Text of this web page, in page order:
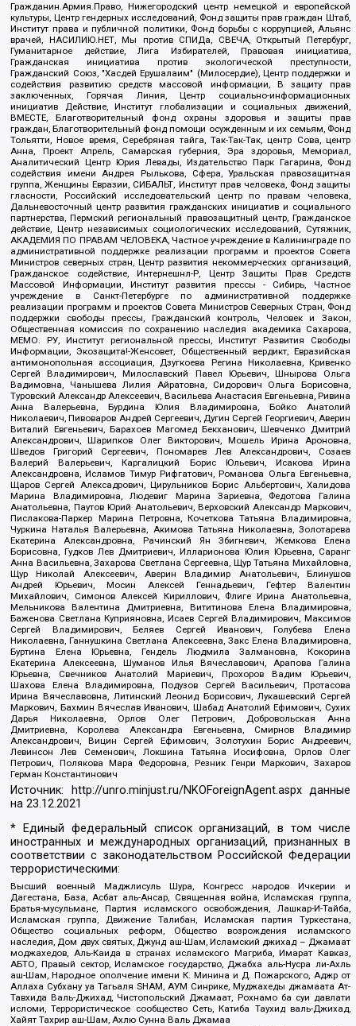
Гражданин.Армия.Право, Нижегородский центр немецкой и европейской
культуры, Центр гендерных исследований, Фонд защиты прав граждан Штаб,
Институт права и публичной политики, Фонд борьбы с коррупцией, Альянс
врачей, НАСИЛИЮ.НЕТ, Мы против СПИДа, СВЕЧА, Открытый Петербург,
Гуманитарное действие, Лига Избирателей, Правовая инициатива,
Гражданская инициатива против экологической преступности,
Гражданский Союз, "Хасдей Ерушалаим" (Милосердие), Центр поддержки и
содействия развитию средств массовой информации, В защиту прав
заключенных, Горячая Линия, Центр социально-информационных
инициатив Действие, Институт глобализации и социальных движений,
ВМЕСТЕ, Благотворительный фонд охраны здоровья и защиты прав
граждан, Благотворительный фонд помощи осужденным и их семьям, Фонд
Тольятти, Новое время, Серебряная тайга, Так-Так-Так, центр Сова, центр
Анна, Проект Апрель, Самарская губерния, Эра здоровья, Мемориал,
Аналитический Центр Юрия Левады, Издательство Парк Гагарина, Фонд
содействия имени Андрея Рылькова, Сфера, Уральская правозащитная
группа, Женщины Евразии, СИБАЛЬТ, Институт прав человека, Фонд защиты
гласности, Российский исследовательский центр по правам человека,
Дальневосточный центр развития гражданских инициатив и социального
партнерства, Пермский региональный правозащитный центр, Гражданское
действие, Центр независимых социологических исследований, Сутяжник,
АКАДЕМИЯ ПО ПРАВАМ ЧЕЛОВЕКА, Частное учреждение в Калининграде по
административной поддержке реализации программ и проектов Совета
Министров северных стран, Центр развития некоммерческих организаций,
Гражданское содействие, Интернешнл-Р, Центр Защиты Прав Средств
Массовой Информации, Институт развития прессы - Сибирь, Частное
учреждение в Санкт-Петербурге по административной поддержке
реализации программ и проектов Совета Министров Северных Стран, Фонд
поддержки свободы прессы, Гражданский контроль, Человек и Закон,
Общественная комиссия по сохранению наследия академика Сахарова,
МЕМО. РУ, Институт региональной прессы, Институт Развития Свободы
Информации, Экозащита!-Женсовет, Общественный вердикт, Евразийская
антимонопольная ассоциация, Дзугкоева Регина Николаевна, Кривенко
Сергей Владимирович, Милославский Павел Юрьевич, Шнырова Ольга
Вадимовна, Чанышева Лилия Айратовна, Сидорович Ольга Борисовна,
Туровский Александр Алексеевич, Васильева Анастасия Евгеньевна, Ривина
Анна Валерьевна, Бурдина Юлия Владимировна, Бойко Анатолий
Николаевич, Пивоваров Андрей Сергеевич, Дугин Сергей Георгиевич, Аверин
Виталий Евгеньевич, Барахоев Магомед Бекханович, Шевченко Дмитрий
Александрович, Шарипков Олег Викторович, Мошель Ирина Ароновна,
Шведов Григорий Сергеевич, Пономарев Лев Александрович, Созаев
Валерий Валерьевич, Каргалицкий Борис Юльевич, Исакова Ирина
Александровна, Исламов Тимур Рифгатович, Романова Ольга Евгеньевна,
Щаров Сергей Алексадрович, Цирульников Борис Альбертович, Халидова
Марина Владимировна, Людевиг Марина Зариевна, Федотова Галина
Анатольевна, Паутов Юрий Анатольевич, Верховский Александр Маркович,
Пислакова-Паркер Марина Петровна, Кочеткова Татьяна Владимировна,
Чуркина Наталья Валерьевна, Акимова Татьяна Николаевна, Золотарева
Екатерина Александровна, Рачинский Ян Збигневич, Жемкова Елена
Борисовна, Гудков Лев Дмитриевич, Илларионова Юлия Юрьевна, Саранг
Анна Васильевна, Захарова Светлана Сергеевна, Щур Татьяна Михайловна,
Щур Николай Алексеевич, Аверин Владимир Анатольевич, Блинушов
Андрей Юрьевич, Мосин Алексей Геннадьевич, Гефтер Валентин
Михайлович, Симонов Алексей Кириллович, Флиге Ирина Анатольевна,
Мельникова Валентина Дмитриевна, Вититинова Елена Владимировна,
Баженова Светлана Куприяновна, Исаев Сергей Владимирович, Максимов
Сергей Владимирович, Беляев Сергей Иванович, Голубева Елена
Николаевна, Ганнушкина Светлана Алексеевна, Закс Елена Владимировна,
Буртина Елена Юрьевна, Гендель Людмила Залмановна, Кокорина
Екатерина Алексеевна, Шуманов Илья Вячеславович, Арапова Галина
Юрьевна, Свечников Анатолий Мариевич, Прохоров Вадим Юрьевич,
Шахова Елена Владимировна, Подузов Сергей Васильевич, Протасова
Ирина Вячеславовна, Литинский Леонид Борисович, Лукашевский Сергей
Маркович, Бахмин Вячеслав Иванович, Шабад Анатолий Ефимович, Сухих
Дарья Николаевна, Орлов Олег Петрович, Добровольская Анна
Дмитриевна, Королева Александра Евгеньевна, Смирнов Владимир
Александрович, Вицин Сергей Ефимович, Золотухин Борис Андреевич,
Левинсон Лев Семенович, Локшина Татьяна Иосифовна, Орлов Олег
Петрович, Полякова Мара Федоровна, Резник Генри Маркович, Захаров
Герман Константинович
Источник: http://unro.minjust.ru/NKOForeignAgent.aspxданные
на23.12.2021
* Единый федеральный список организаций, в том числе
иностранных и международных организаций, признанных в
соответствии с законодательством Российской Федерации
террористическими:
Высший военный Маджлисуль Шура, Конгресс народов Ичкерии и
Дагестана, База, Асбат аль-Ансар, Священная война, Исламская группа,
Братья-мусульмане, Партия исламского освобождения, Лашкар-И-Тайба,
Исламская группа, Движение Талибан, Исламская партия Туркестана,
Общество социальных реформ, Общество возрождения исламского
наследия, Дом двух святых, Джунд аш-Шам, Исламский джихад – Джамаат
моджахедов, Аль-Каида в странах исламского Магриба, Имарат Кавказ,
АБТО, Правый сектор, Исламское государство, Джабха аль-Нусра ли-Ахль
аш-Шам, Народное ополчение имени К. Минина и Д. Пожарского, Аджр от
Аллаха Субхану уа Тагьаля SHAM, АУМ Синрике, Муджахеды джамаата Ат-
Тавхида Валь-Джихад, Чистопольский Джамаат, Рохнамо ба суи давлати
исломи, Террористическое сообщество Сеть, Катиба Таухид валь-Джихад,
Хайят Тахрир аш-Шам, Ахлю Сунна Валь Джамаа